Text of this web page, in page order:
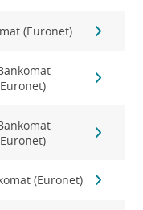
(Euronet)
(Euronet)